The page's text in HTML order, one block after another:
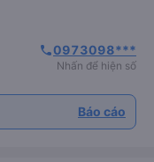
phone0973098***
Nhấn để hiện số
Báo cáo